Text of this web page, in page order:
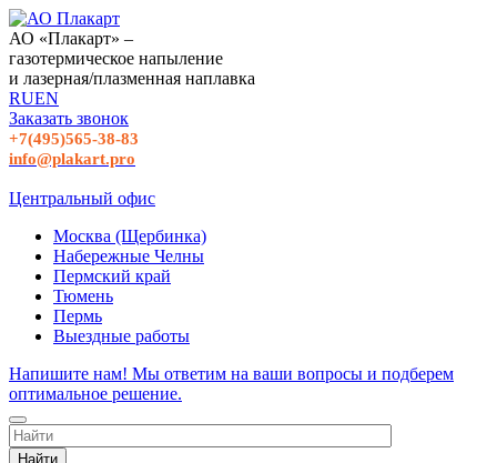
АО «Плакарт» –
газотермическое напыление
и лазерная/плазменная наплавка
RUEN
Заказать звонок
+7(495)565-38-83
info@plakart.pro
Центральный офис
Москва (Щербинка)
Набережные Челны
Пермский край
Тюмень
Пермь
Выездные работы
Напишите нам! Мы ответим на ваши вопросы и подберем
оптимальное решение.
Найти